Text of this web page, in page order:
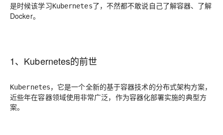
是时候该学习Kubernetes了，不然都不敢说自己了解容器、了解
Docker。
1、Kubernetes的前世
Kubernetes，它是一个全新的基于容器技术的分布式架构方案，
近些年在容器领域使用非常广泛，作为容器化部署实施的典型方
案。